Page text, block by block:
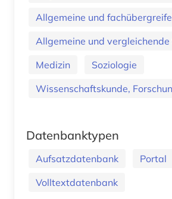
Allgemeine und
Allgemeine und
Medizin
Soziologie
Wissenschaftskunde,
Datenbanktypen
Aufsatzdatenbank
Portal
Volltextdatenbank